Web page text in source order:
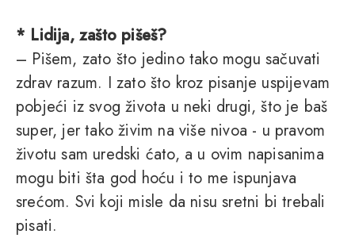
* Lidija, zašto pišeš?
– Pišem, zato što jedino tako mogu sačuvati
zdrav razum. I zato što kroz pisanje uspijevam
pobjeći iz svog života u neki drugi, što je baš
super, jer tako živim na više nivoa - u pravom
životu sam uredski ćato, a u ovim napisanima
mogu biti šta god hoću i to me ispunjava
srećom. Svi koji misle da nisu sretni bi trebali
pisati.